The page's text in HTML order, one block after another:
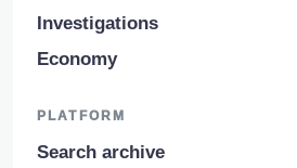
Investigations
Economy
PLATFORM
Search archive